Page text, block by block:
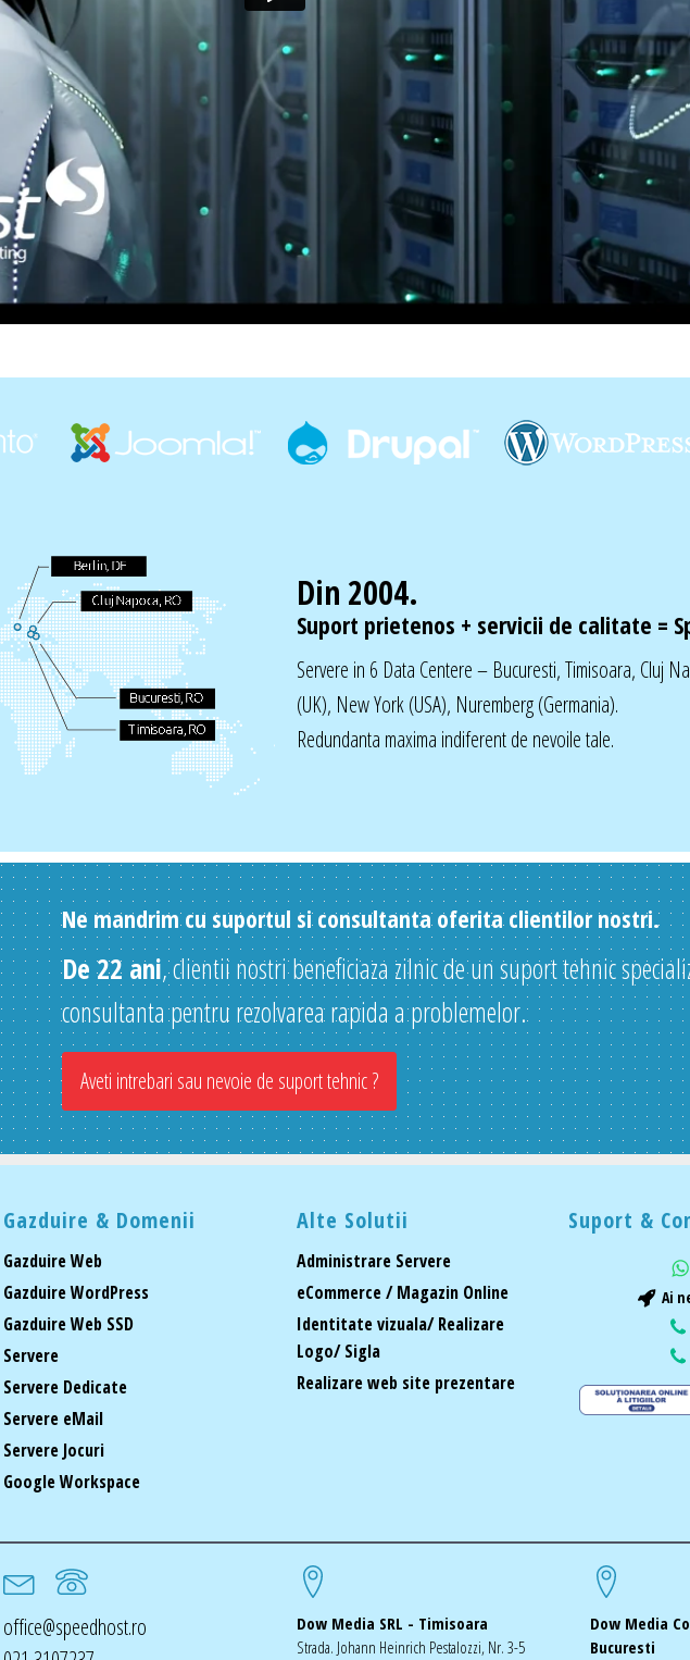
Din 2004.
Suport prietenos + servicii de calitate =
Servere in 6 Data Centere – Bucuresti, Timisoara, Cluj
(UK), New York (USA), Nuremberg (Germania).
Redundanta maxima indiferent de nevoile tale.
Ne mandrim cu suportul si consultanta oferita clientilor nostri.
De 22 ani, clientii nostri beneficiaza zilnic de un suport tehnic
consultanta pentru rezolvarea rapida a problemelor.
Aveti intrebari sau nevoie de suport tehnic ?
Gazduire & Domenii
Gazduire Web
Gazduire WordPress
Gazduire Web SSD
Servere
Servere Dedicate
Servere eMail
Servere Jocuri
Google Workspace
Alte Solutii
Administrare Servere
eCommerce / Magazin Online
Identitate vizuala/ Realizare
Logo/ Sigla
Realizare web site prezentare
Suport &
Ai
office@speedhost.ro
Dow Media SRL - Timisoara
Strada. Johann Heinrich Pestalozzi, Nr. 3-5
Dow Media
Bucuresti